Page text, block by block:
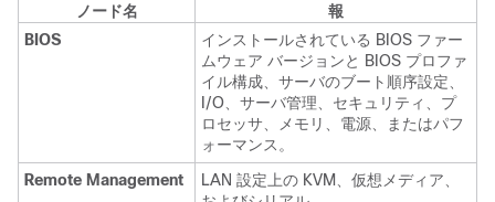
ノード名
報
BIOS
インストールされている BIOS ファー
ムウェア バージョンと BIOS プロファ
イル構成、サーバのブート順序設定、
I/O、サーバ管理、セキュリティ、プ
ロセッサ、メモリ、電源、またはパフ
ォーマンス。
Remote Management
LAN 設定上の KVM、仮想メディア、